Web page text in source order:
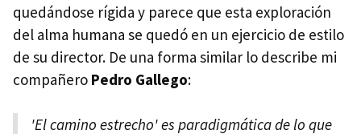
quedándose rígida y parece que esta exploración
del alma humana se quedó en un ejercicio de estilo
de su director. De una forma similar lo describe mi
compañero Pedro Gallego:
'El camino estrecho'es paradigmática de lo que